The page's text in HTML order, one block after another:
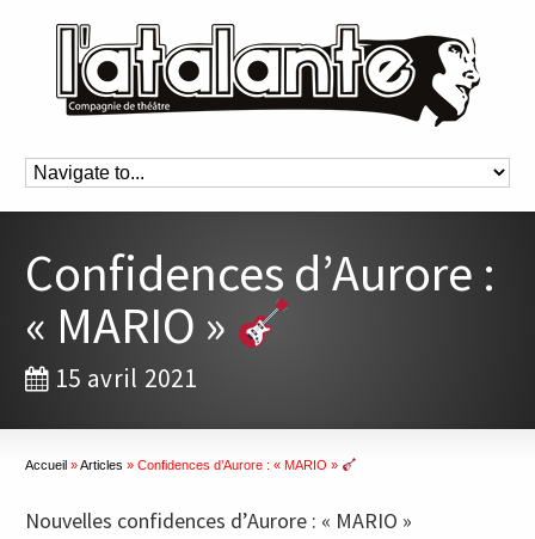
Confidences d’Aurore :
« MARIO »
15 avril 2021
Accueil »Articles » Confidences d’Aurore : « MARIO »
Nouvelles confidences d’Aurore : « MARIO »